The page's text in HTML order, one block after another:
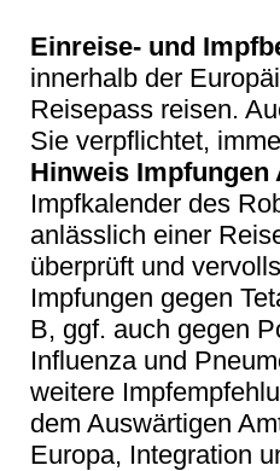
Einreise- und
innerhalb der
Reisepass reisen.
Sie verpflichtet,
Hinweis Impfungen
Impfkalender des
anlässlich einer
überprüft und
Impfungen gegen
B, ggf. auch gegen
Influenza und
weitere
dem Auswärtigen
Europa, Integration